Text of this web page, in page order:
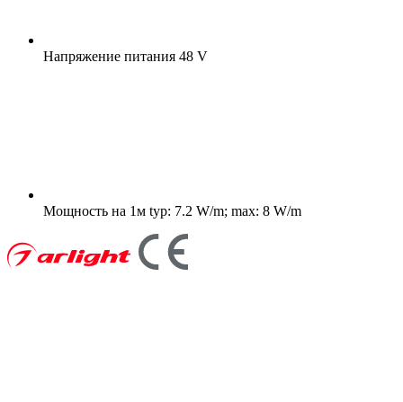
Напряжение питания 48 V
Мощность на 1м typ: 7.2 W/m; max: 8 W/m